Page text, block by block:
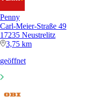
Penny
Carl-Meier-Straße 49
17235 Neustrelitz
3,75 km
geöffnet